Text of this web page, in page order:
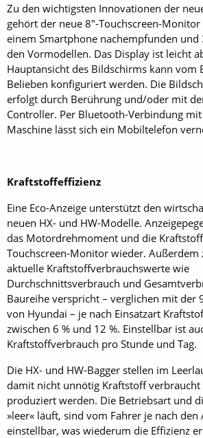
Zu den wichtigsten Innovationen der
gehört der neue 8"-Touchscreen-Monitor
einem Smartphone nachempfunden und
den Vormodellen. Das Display ist leicht
Hauptansicht des Bildschirms kann vom
Belieben konfiguriert werden. Die
erfolgt durch Berührung und/oder mit
Controller. Per Bluetooth-Verbindung
Maschine lässt sich ein Mobiltelefon
Kraftstoffeffizienz
Eine Eco-Anzeige unterstützt den
neuen HX- und HW-Modelle.
das Motordrehmoment und die
Touch­screen-Monitor wieder. Außerdem
aktuelle Kraftstoffverbrauchswerte wie
Durchschnittsverbrauch und
Baureihe verspricht – verglichen mit der
von Hyundai – je nach Einsatzart
zwischen 6 % und 12 %. Einstellbar ist
Kraftstoffverbrauch pro Stunde und Tag.
Die HX- und HW-Bagger stellen im
damit nicht unnötig Kraftstoff verbraucht
produziert werden. Die Betriebsart und
»leer« läuft, sind vom Fahrer je nach
einstellbar, was wiederum die Effizienz